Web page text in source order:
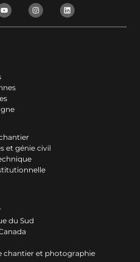
et génie civil
du Sud
chantieret photographie